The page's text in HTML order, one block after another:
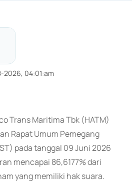
2026, 04:01:am
Trans Maritima Tbk (HATM)
Rapat Umum Pemegang
pada tanggal 09 Juni 2026
mencapai 86,6177% dari
yang memiliki hak suara.